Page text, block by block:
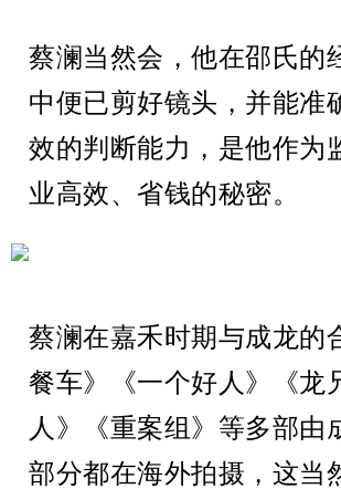
蔡澜当然会，他在邵氏的
中便已剪好镜头，并能准
效的判断能力，是他作为
业高效、省钱的秘密。
蔡澜在嘉禾时期与成龙的
餐车》《一个好人》《龙
人》《重案组》等多部
部分都在海外拍摄，这当